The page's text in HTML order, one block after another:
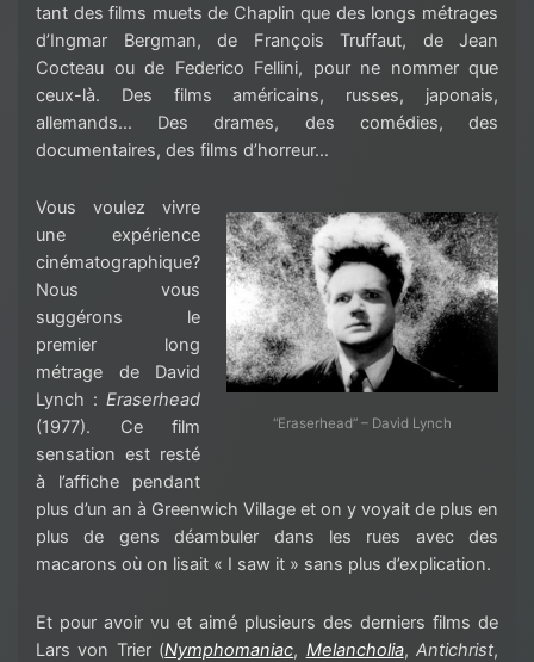
tant des films muets de Chaplin que des longs métrages
d’Ingmar Bergman, de François Truffaut, de Jean
Cocteau ou de Federico Fellini, pour ne nommer que
ceux-là. Des films américains, russes, japonais,
allemands… Des drames, des comédies, des
documentaires, des films d’horreur…
“Eraserhead” – David Lynch
Vous voulez vivre
une expérience
cinématographique?
Nous vous
suggérons le
premier long
métrage de David
Lynch :Eraserhead
(1977). Ce film
sensation est resté
à l’affiche pendant
plus d’un an à Greenwich Village et on y voyait de plus en
plus de gens déambuler dans les rues avec des
macarons où on lisait « I saw it » sans plus d’explication.
Et pour avoir vu et aimé plusieurs des derniers films de
Lars von Trier (Nymphomaniac, Melancholia,Antichrist,